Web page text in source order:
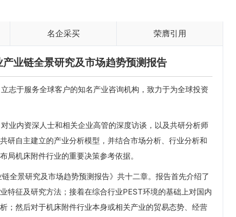
名企采买 荣膺引用
业链全景研究及市场趋势预测报告
于服务全球客户的知名产业咨询机构，致力于为全球投资
内资深人士和相关企业高管的深度访谈，以及共研分析师
研自主建立的产业分析模型，并结合市场分析、行业分析和
局机床附件行业的重要决策参考依据。
景研究及市场趋势预测报告》共十二章。报告首先介绍了
特征及研究方法；接着在综合行业PEST环境的基础上对国内
；然后对于机床附件行业本身或相关产业的贸易态势、经营